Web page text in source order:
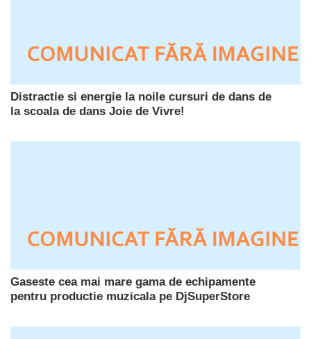
Distractie si energie la noile cursuri de dans de
la scoala de dans Joie de Vivre!
Gaseste cea mai mare gama de echipamente
pentru productie muzicala pe DjSuperStore